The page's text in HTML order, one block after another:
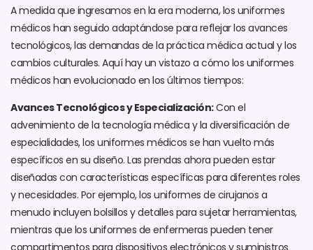
A medida que ingresamos en la era moderna, los uniformes
médicos han seguido adaptándose para reflejar los avances
tecnológicos, las demandas de la práctica médica actual y los
cambios culturales. Aquí hay un vistazo a cómo los uniformes
médicos han evolucionado en los últimos tiempos:
Avances Tecnológicos y Especialización:Con el
advenimiento de la tecnología médica y la diversificación de
especialidades, los uniformes médicos se han vuelto más
específicos en su diseño. Las prendas ahora pueden estar
diseñadas con características específicas para diferentes roles
y necesidades. Por ejemplo, los uniformes de cirujanos a
menudo incluyen bolsillos y detalles para sujetar herramientas,
mientras que los uniformes de enfermeras pueden tener
compartimentos para dispositivos electrónicos y suministros